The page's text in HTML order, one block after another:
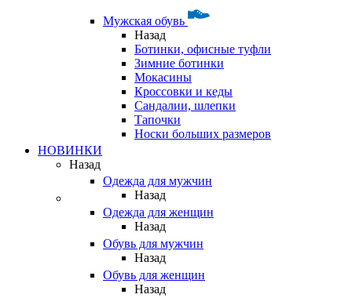
Мужская обувь
Назад
Ботинки, офисные туфли
Зимние ботинки
Мокасины
Кроссовки и кеды
Сандалии, шлепки
Тапочки
Носки больших размеров
НОВИНКИ
Назад
Одежда для мужчин
Назад
Одежда для женщин
Назад
Обувь для мужчин
Назад
Обувь для женщин
Назад